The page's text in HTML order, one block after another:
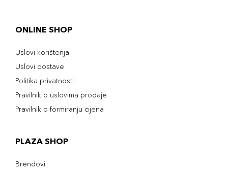
ONLINE SHOP
Uslovi korištenja
Uslovi dostave
Politika privatnosti
Pravilnik o uslovima prodaje
Pravilnik o formiranju cijena
PLAZA SHOP
Brendovi